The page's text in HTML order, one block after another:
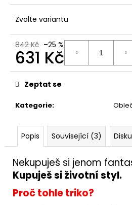
Zvolte variantu
842 Kč –25 %
631 Kč
Měrná
cena:
Kategorie:
Zeptat se
Popis Související (3)
Nekupuješ si jenom
Kupuješ si životní styl.
Proč tohle triko?